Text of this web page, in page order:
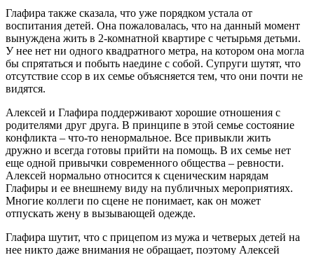
Глафира также сказала, что уже порядком устала от
воспитания детей. Она пожаловалась, что на данный момент
вынуждена жить в 2-комнатной квартире с четырьмя детьми.
У нее нет ни одного квадратного метра, на котором она могла
бы спрятаться и побыть наедине с собой. Супруги шутят, что
отсутствие ссор в их семье объясняется тем, что они почти не
видятся.
Алексей и Глафира поддерживают хорошие отношения с
родителями друг друга. В принципе в этой семье состояние
конфликта – что-то ненормальное. Все привыкли жить
дружно и всегда готовы прийти на помощь. В их семье нет
еще одной привычки современного общества – ревности.
Алексей нормально относится к сценическим нарядам
Глафиры и ее внешнему виду на публичных мероприятиях.
Многие коллеги по сцене не понимает, как он может
отпускать жену в вызывающей одежде.
Глафира шутит, что с прицепом из мужа и четверых детей на
нее никто даже внимания не обращает, поэтому Алексей